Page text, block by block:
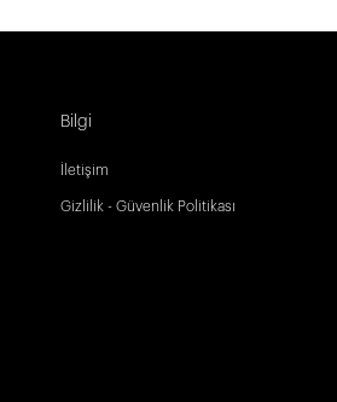
Bilgi
İletişim
Gizlilik - Güvenlik Politikası